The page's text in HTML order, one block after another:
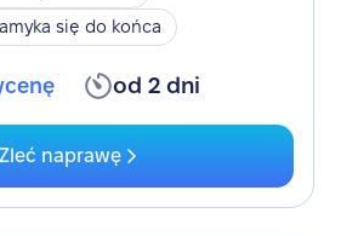
się do końca
od 2 dni
Zleć naprawę